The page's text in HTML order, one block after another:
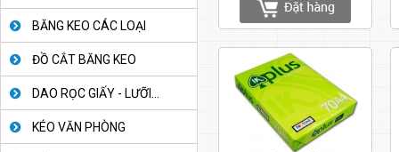
BĂNG KEO CÁC LOẠI
ĐỒ CẮT BĂNG KEO
DAO RỌC GIẤY - LƯỠI...
KÉO VĂN PHÒNG